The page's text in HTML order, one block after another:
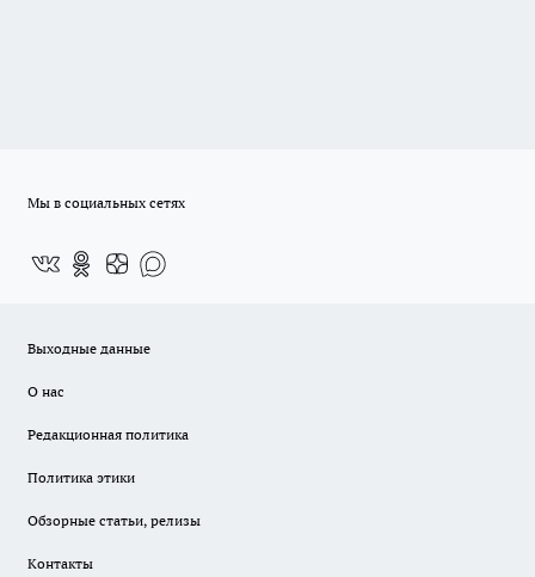
Мы в социальных сетях
Выходные данные
О нас
Редакционная политика
Политика этики
Обзорные статьи, релизы
Контакты